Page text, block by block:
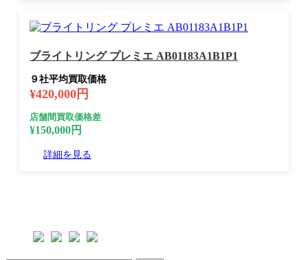
ブライトリング プレミエ AB01183A1B1P1
９社平均買取価格
¥420,000円
店舗間買取価格差
¥150,000円
詳細を見る